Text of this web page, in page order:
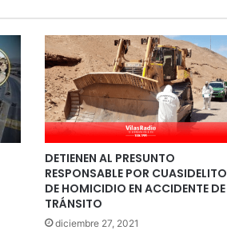
DETIENEN AL PRESUNTO
RESPONSABLE POR CUASIDELITO
DE HOMICIDIO EN ACCIDENTE DE
TRÁNSITO
diciembre 27, 2021